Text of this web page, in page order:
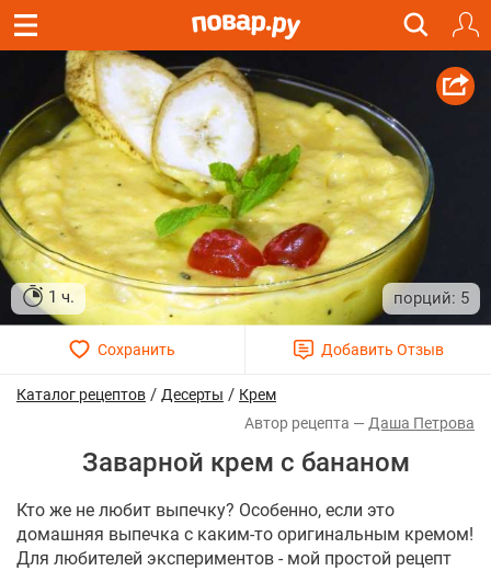
1 ч. 5
Каталог рецептов / Десерты / Крем
Даша Петрова
Заварной крем с бананом
Кто же не любит выпечку? Особенно, если это
домашняя выпечка с каким-то оригинальным кремом!
Для любителей экспериментов - мой простой рецепт